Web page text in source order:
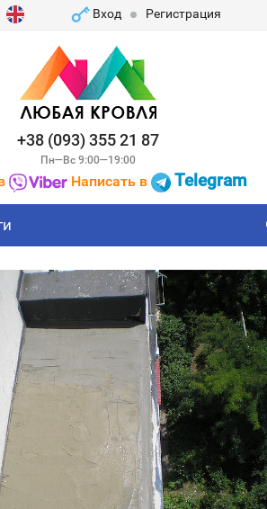
Вход Регистрация
+38 (093) 355 21 87
Пн—Вс 9:00—19:00
Написать в Telegram